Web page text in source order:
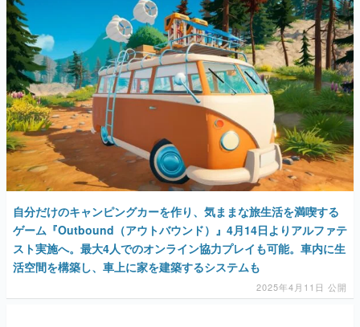
自分だけのキャンピングカーを作り、気ままな旅生活を満喫する
ゲーム『Outbound（アウトバウンド）』4月14日よりアルファテ
スト実施へ。最大4人でのオンライン協力プレイも可能。車内に生
活空間を構築し、車上に家を建築するシステムも
2025年4月11日 公開